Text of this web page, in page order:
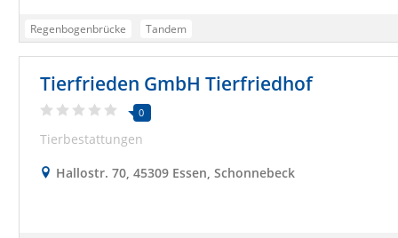
Regenbogenbrücke Tandem
Tierfrieden GmbH Tierfriedhof
0
Tierbestattungen
Hallostr. 70, 45309 Essen, Schonnebeck